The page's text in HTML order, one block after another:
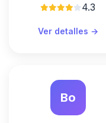
4.3
Ver detalles →
Bo